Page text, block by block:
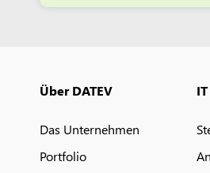
Über DATEV
Das Unternehmen
Portfolio